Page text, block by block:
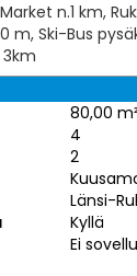
n.1 km,
m, Ski-Bus
80,00 m²
4
2
Länsi-
Kyllä
Ei sovellu